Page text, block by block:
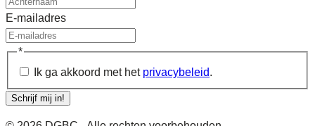
E-mailadres
*
Ik ga akkoord met het privacybeleid.
Schrijf mij in!